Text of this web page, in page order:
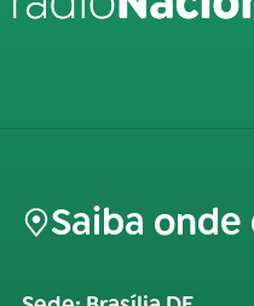
Saiba onde